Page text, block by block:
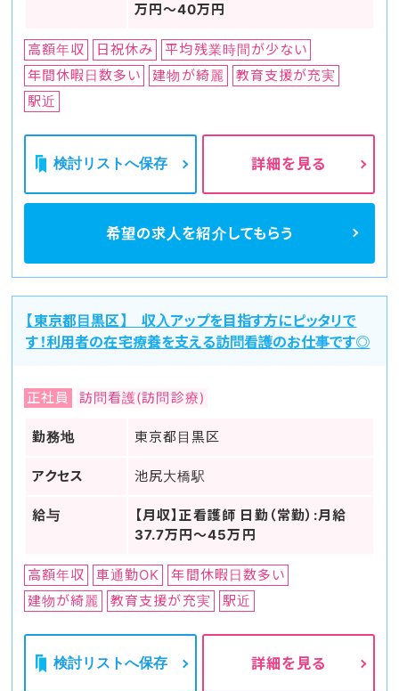
万円～40万円
高額年収 日祝休み
平均残業時間が少ない
年間休暇日数多い
建物が綺麗
教育支援が充実
駅近
検討リストへ保存 詳細を見る
希望の求人を紹介してもらう
【東京都目黒区】 収入アップを目指す方にピッタリで
す！利用者の在宅療養を支える訪問看護のお仕事です◎
正社員 訪問看護(訪問診療)
勤務地 東京都目黒区
アクセス 池尻大橋駅
給与
【月収】正看護師 日勤（常勤）:月給
37.7万円～45万円
高額年収 車通勤OK
年間休暇日数多い
建物が綺麗
教育支援が充実 駅近
検討リストへ保存 詳細を見る